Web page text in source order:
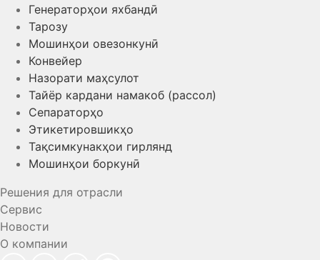
Генераторҳои яхбандӣ
Тарозу
Мошинҳои овезонкунӣ
Конвейер
Назорати маҳсулот
Тайёр кардани намакоб (рассол)
Сепараторҳо
Этикетировшикҳо
Тақсимкунакҳои гирлянд
Мошинҳои боркунӣ
Решения для отрасли
Сервис
Новости
О компании